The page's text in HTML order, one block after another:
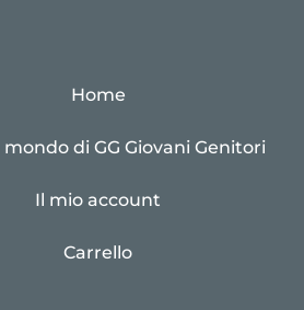
Home
mondo di GG Giovani Genitori
Il mio account
Carrello